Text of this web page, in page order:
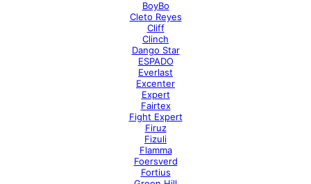
BoyBo
Cleto Reyes
Cliff
Clinch
Dango Star
ESPADO
Everlast
Excenter
Expert
Fairtex
Fight Expert
Firuz
Fizuli
Flamma
Foersverd
Fortius